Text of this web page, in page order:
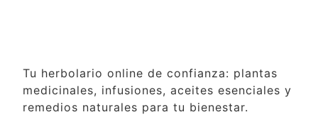
Tu herbolario online de confianza: plantas
medicinales, infusiones, aceites esenciales y
remedios naturales para tu bienestar.